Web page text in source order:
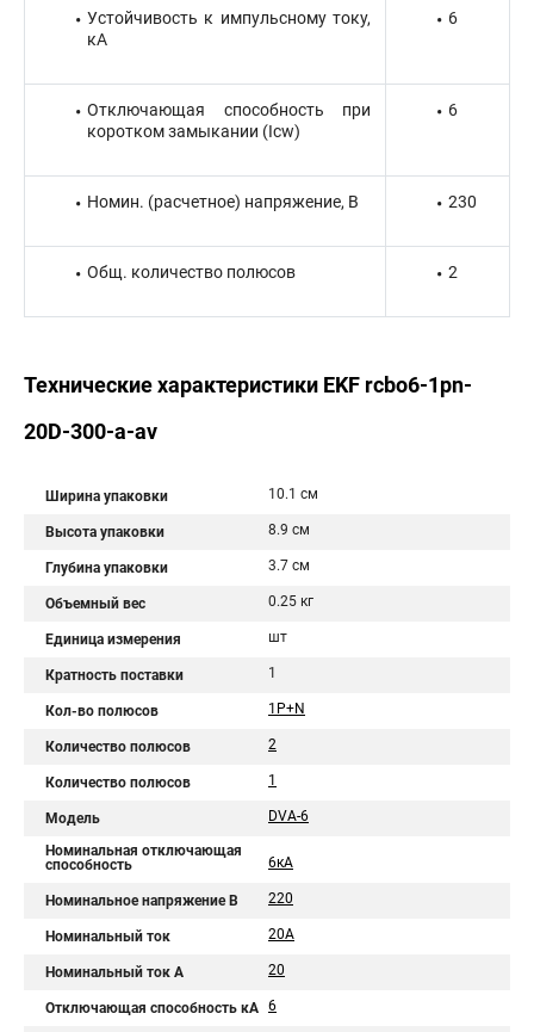
Устойчивость к импульсному току,
кА
6
Отключающая способность при
коротком замыкании (Icw)
6
Номин. (расчетное) напряжение, В 230
Общ. количество полюсов 2
Технические характеристики EKF rcbo6-1pn-
20D-300-a-av
Ширина упаковки 10.1 см
Высота упаковки 8.9 см
Глубина упаковки 3.7 см
Объемный вес 0.25 кг
Единица измерения шт
Кратность поставки 1
Кол-во полюсов 1P+N
Количество полюсов 2
Количество полюсов 1
Модель DVA-6
Номинальная отключающая
способность
6кА
Номинальное напряжение В 220
Номинальный ток 20А
Номинальный ток A 20
Отключающая способность кА 6